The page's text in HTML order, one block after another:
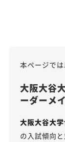
本ページでは
大阪大谷
ーダーメ
大阪大谷大
の入試傾向